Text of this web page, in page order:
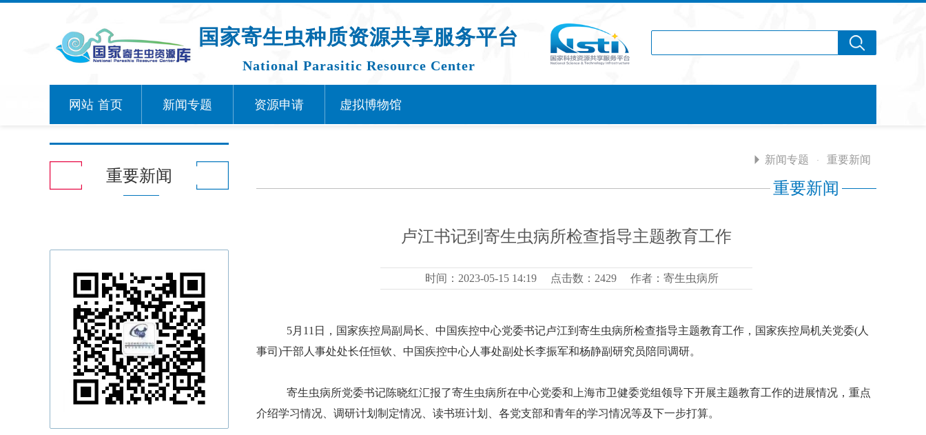
国家寄生虫种质资源共享服务平台
National Parasitic Resource Center
网站 首页 新闻专题 资源申请 虚拟博物馆
重要新闻
新闻专题 · 重要新闻
重要新闻
卢江书记到寄生虫病所检查指导主题教育工作
时间：2023-05-15 14:19 点击数：2429 作者：寄生虫病所
5月11日，国家疾控局副局长、中国疾控中心党委书记卢江到寄生虫病所检查指导主题教育工作，国家疾控局机关党委(人
事司)干部人事处处长任恒钦、中国疾控中心人事处副处长李振军和杨静副研究员陪同调研。
寄生虫病所党委书记陈晓红汇报了寄生虫病所在中心党委和上海市卫健委党组领导下开展主题教育工作的进展情况，重点
介绍学习情况、调研计划制定情况、读书班计划、各党支部和青年的学习情况等及下一步打算。